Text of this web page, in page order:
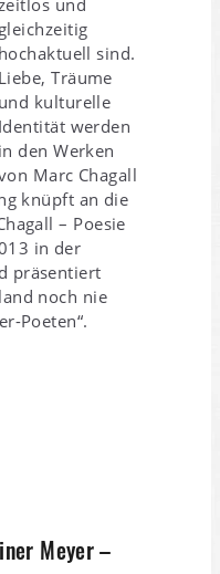
und
gleichzeitig
hochaktuell sind.
Liebe, Träume
und kulturelle
Identität werden
in den Werken
Marc Chagall
knüpft an die
– Poesie
in der
präsentiert
noch nie
Poeten“.
Meyer –